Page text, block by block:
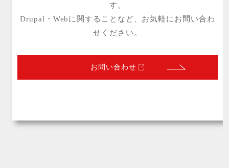
す。
Drupal・Webに関することなど、お気軽にお問い合わ
せください。
お問い合わせ